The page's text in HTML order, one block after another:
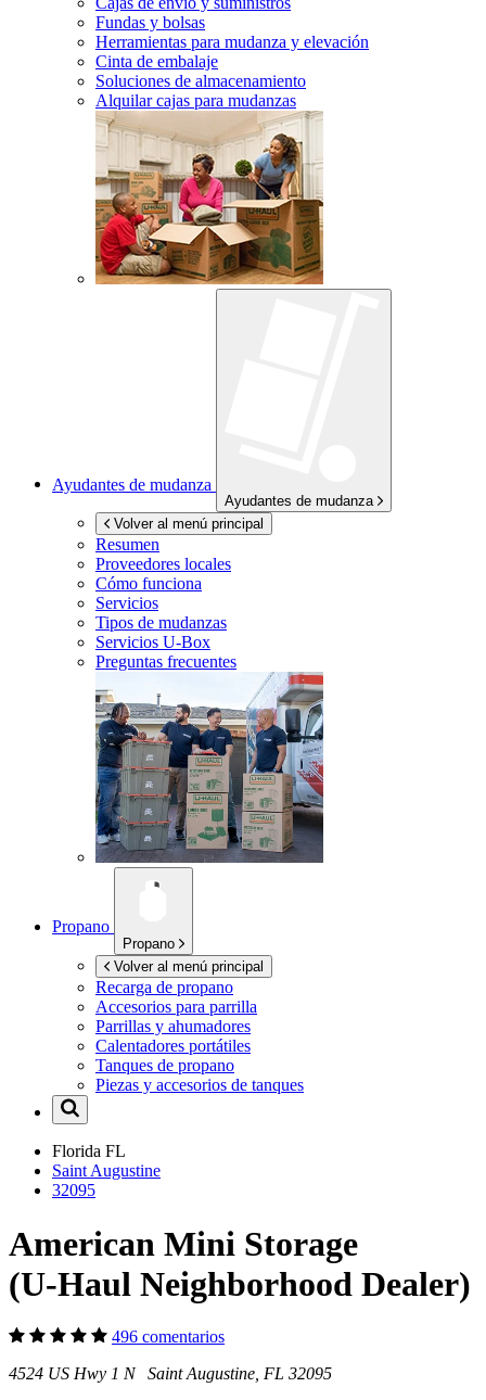
Fundas y bolsas
Herramientas para mudanza y elevación
Cinta de embalaje
Soluciones de almacenamiento
Alquilar cajas para mudanzas
Ayudantes de mudanza
Ayudantes de mudanza
Volver al menú principal
Resumen
Proveedores locales
Cómo funciona
Servicios
Tipos de mudanzas
Servicios U-Box
Preguntas frecuentes
Propano
Propano
Volver al menú principal
Recarga de propano
Accesorios para parrilla
Parrillas y ahumadores
Calentadores portátiles
Tanques de propano
Piezas y accesorios de tanques
Florida FL
Saint Augustine
32095
American Mini Storage
(U-Haul Neighborhood Dealer)
496 comentarios
4524 US Hwy 1 N Saint Augustine, FL 32095